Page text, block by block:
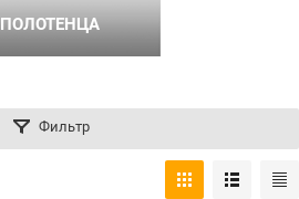
ПОЛОТЕНЦА
Фильтр